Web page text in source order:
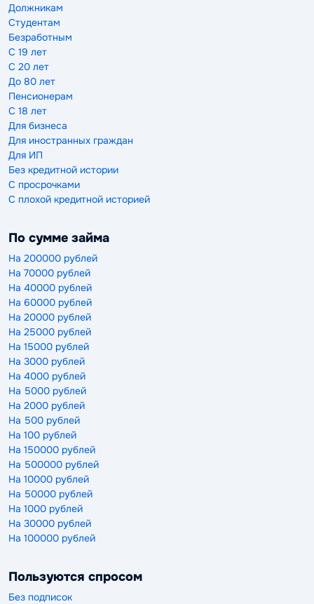
Должникам
Студентам
Безработным
С 19 лет
С 20 лет
До 80 лет
Пенсионерам
С 18 лет
Для бизнеса
Для иностранных граждан
Для ИП
Без кредитной истории
С просрочками
С плохой кредитной историей
По сумме займа
На 200000 рублей
На 70000 рублей
На 40000 рублей
На 60000 рублей
На 20000 рублей
На 25000 рублей
На 15000 рублей
На 3000 рублей
На 4000 рублей
На 5000 рублей
На 2000 рублей
На 500 рублей
На 100 рублей
На 150000 рублей
На 500000 рублей
На 10000 рублей
На 50000 рублей
На 1000 рублей
На 30000 рублей
На 100000 рублей
Пользуются спросом
Без подписок